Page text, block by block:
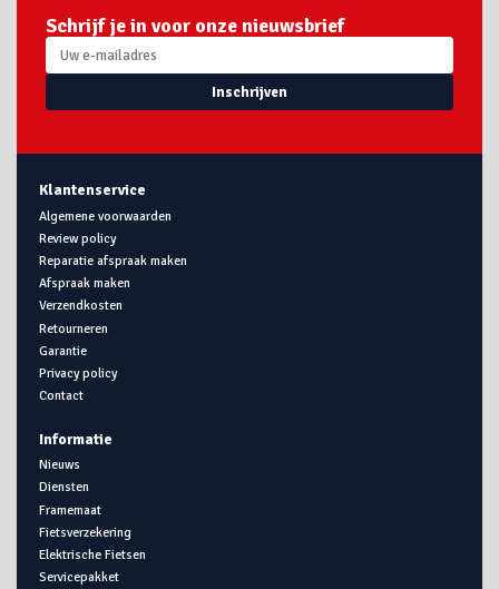
Schrijf je in voor onze nieuwsbrief
Inschrijven
Klantenservice
Algemene voorwaarden
Review policy
Reparatie afspraak maken
Afspraak maken
Verzendkosten
Retourneren
Garantie
Privacy policy
Contact
Informatie
Nieuws
Diensten
Framemaat
Fietsverzekering
Elektrische Fietsen
Servicepakket